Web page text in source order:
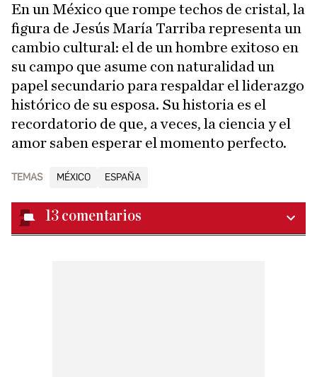
En un México que rompe techos de cristal, la
figura de Jesús María Tarriba representa un
cambio cultural: el de un hombre exitoso en
su campo que asume con naturalidad un
papel secundario para respaldar el liderazgo
histórico de su esposa. Su historia es el
recordatorio de que, a veces, la ciencia y el
amor saben esperar el momento perfecto.
TEMAS MÉXICO ESPAÑA
13 comentarios